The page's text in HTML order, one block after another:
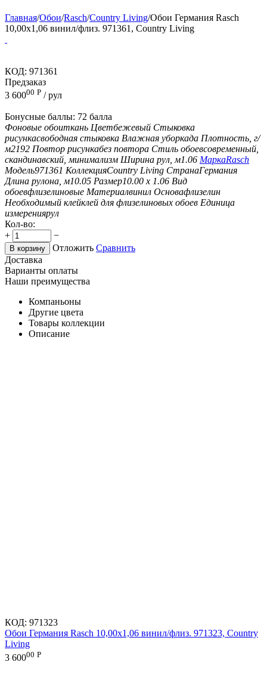
Главная/Обои/Rasch/Country Living/Обои Германия Rasch
10,00x1,06 винил/флиз. 971361, Country Living
КОД: 971361
Предзаказ
3 60000 Р / рул
Бонусные баллы: 72 балла
Фоновые обоиткань Цветбежевый Стыковка
рисункасвободная стыковка Влажная уборкада Плотность, г/
м2192 Повтор рисункабез повтора Стиль обоевсовременный,
скандинавский, минимализм Ширина рул, м1.06 МаркаRasch
Модель971361 КоллекцияCountry Living СтранаГермания
Длина рулона, м10.05 Размер10.00 х 1.06 Вид
обоевфлизелиновые Материалвинил Основафлизелин
Необходимый клейклей для флизелиновых обоев Единица
измерениярул
Кол-во:
+
−
В корзину Отложить Сравнить
Доставка
Варианты оплаты
Наши преимущества
Компаньоны
Другие цвета
Товары коллекции
Описание
КОД: 971323
Обои Германия Rasch 10,00x1,06 винил/флиз. 971323, Country
Living
3 60000 Р